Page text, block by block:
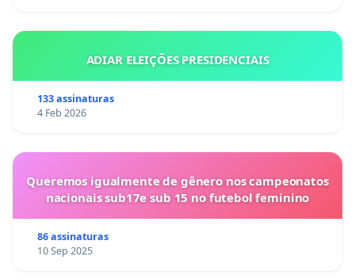
ADIAR ELEIÇÕES PRESIDENCIAIS
133 assinaturas
4 Feb 2026
Queremos igualmente de gênero nos campeonatos
nacionais sub17e sub 15 no futebol feminino
86 assinaturas
10 Sep 2025